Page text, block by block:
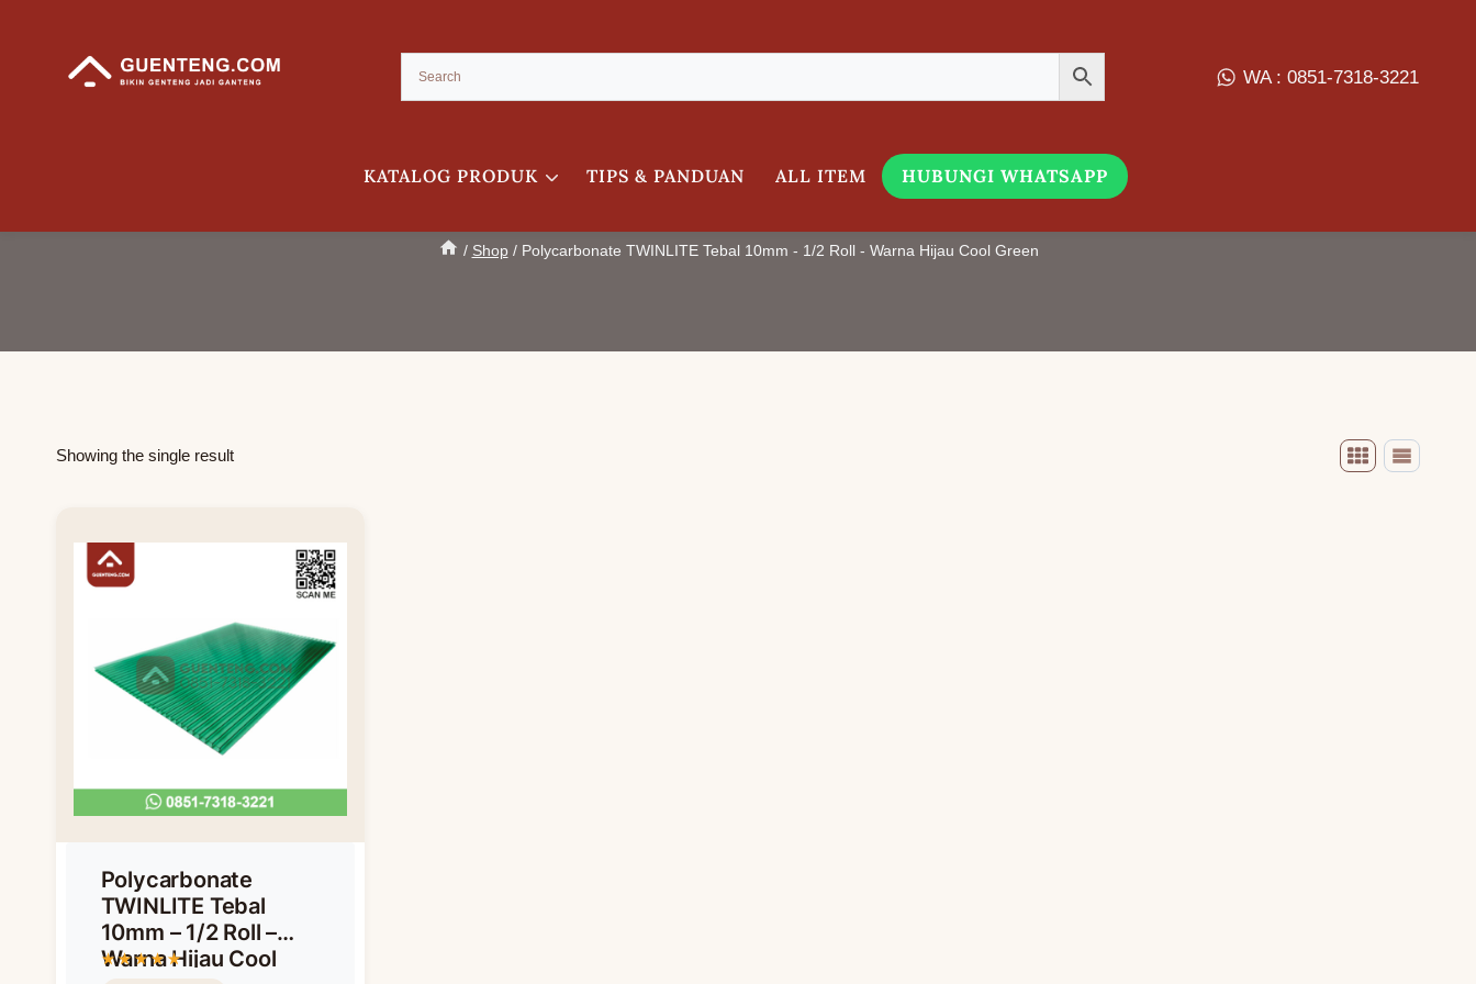
WA : 0851-7318-3221
KATALOG PRODUK TIPS & PANDUAN ALL ITEM HUBUNGI WHATSAPP
Polycarbonate TWINLITE Tebal 10mm - 1/2 Roll - Warna Hijau Cool Green
/ Shop / Polycarbonate TWINLITE Tebal 10mm - 1/2 Roll - Warna Hijau Cool Green
Showing the single result
Polycarbonate
TWINLITE Tebal
10mm – 1/2 Roll –
Warna Hijau Cool